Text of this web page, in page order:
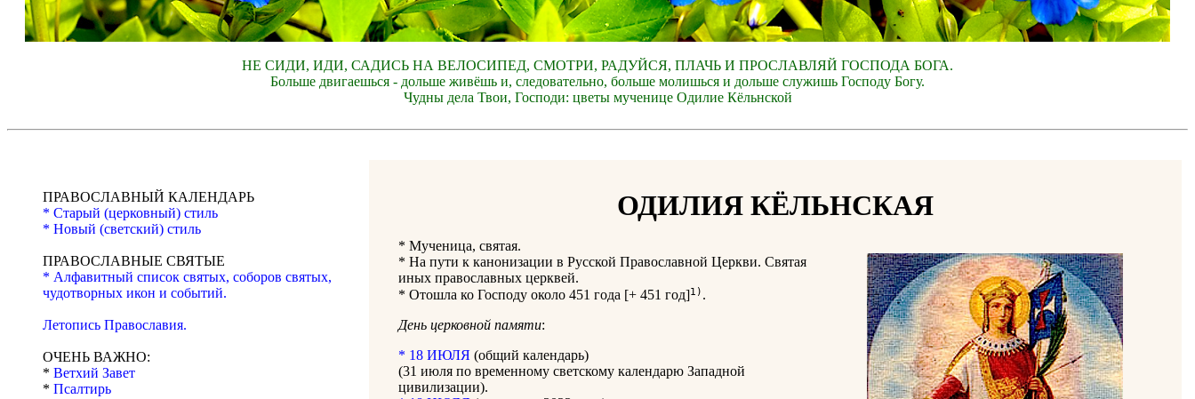
НЕ СИДИ, ИДИ, САДИСЬ НА ВЕЛОСИПЕД, СМОТРИ, РАДУЙСЯ, ПЛАЧЬ И ПРОСЛАВЛЯЙ ГОСПОДА БОГА.
Больше двигаешься - дольше живёшь и, следовательно, больше молишься и дольше служишь Господу Богу.
Чудны дела Твои, Господи: цветы мученице Одилие Кёльнской
ПРАВОСЛАВНЫЙ КАЛЕНДАРЬ
* Старый (церковный) стиль
* Новый (светский) стиль
ПРАВОСЛАВНЫЕ СВЯТЫЕ
* Алфавитный список святых, соборов святых,
чудотворных икон и событий.
Летопись Православия.
ОЧЕНЬ ВАЖНО:
* Ветхий Завет
* Псалтирь
ОДИЛИЯ КЁЛЬНСКАЯ
* Мученица, святая.
* На пути к канонизации в Русской Православной Церкви. Святая
иных православных церквей.
* Отошла ко Господу около 451 года [+ 451 год]1) .
День церковной памяти:
* 18 ИЮЛЯ (общий календарь)
(31 июля по временному светскому календарю Западной
цивилизации).